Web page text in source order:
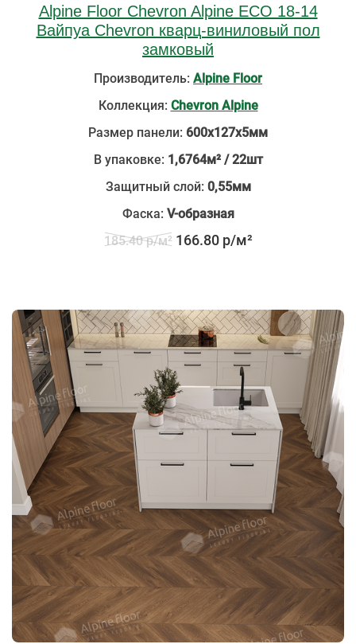
Alpine Floor Chevron Alpine ECO 18-14
Вайпуа Chevron кварц-виниловый пол
замковый
Производитель: Alpine Floor
Коллекция: Chevron Alpine
Размер панели: 600х127х5мм
В упаковке: 1,6764м² / 22шт
Защитный слой: 0,55мм
Фаска: V-образная
185.40 р/м² 166.80 р/м²